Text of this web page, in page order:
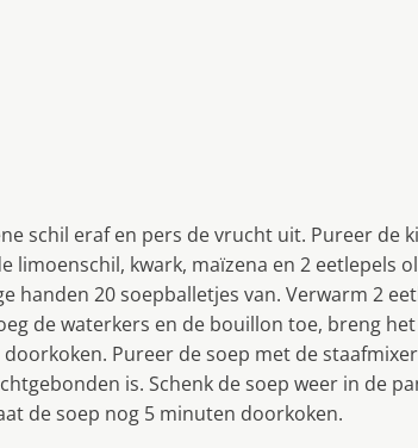
schil eraf en pers de vrucht uit. Pureer de
limoenschil, kwark, maïzena en 2 eetlepels
handen 20 soepballetjes van. Verwarm 2
de waterkers en de bouillon toe, breng
Pureer de soep met de
is. Schenk de soep weer in de
de soep nog 5 minuten doorkoken.